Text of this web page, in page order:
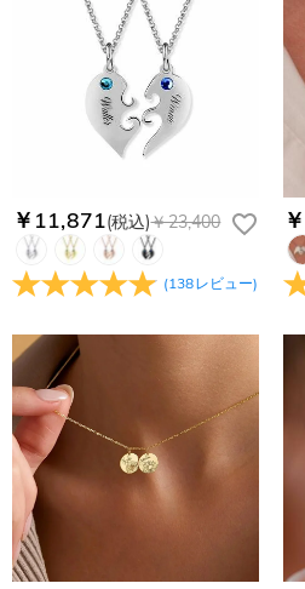
￥11,871(税込)￥23,400
(138レビュー)